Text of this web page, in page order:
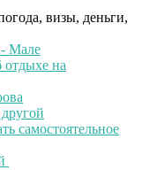
визы, деньги,
Мале
отдыхе на
самостоятельное